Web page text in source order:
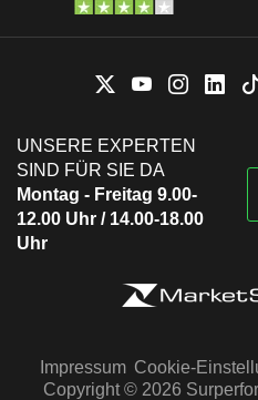
UNSERE EXPERTEN
SIND FÜR SIE DA
Montag - Freitag 9.00-
12.00 Uhr / 14.00-18.00
Uhr
Impressum Cookie-
Copyright © 2026